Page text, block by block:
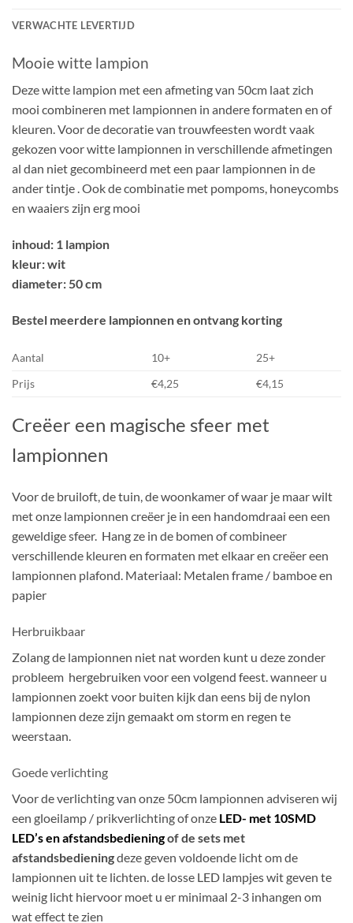
VERWACHTE LEVERTIJD
Mooie witte lampion
Deze witte lampion met een afmeting van 50cm laat zich
mooi combineren met lampionnen in andere formaten en of
kleuren. Voor de decoratie van trouwfeesten wordt vaak
gekozen voor witte lampionnen in verschillende afmetingen
al dan niet gecombineerd met een paar lampionnen in de
ander tintje . Ook de combinatie met pompoms, honeycombs
en waaiers zijn erg mooi
inhoud: 1 lampion
kleur: wit
diameter: 50 cm
Bestel meerdere lampionnen en ontvang korting
Aantal 10+
25+
Prijs
€4,25 €4,15
Creëer een magische sfeer met
lampionnen
Voor de bruiloft, de tuin, de woonkamer of waar je maar wilt
met onze lampionnen creëer je in een handomdraai een een
geweldige sfeer. Hang ze in de bomen of combineer
verschillende kleuren en formaten met elkaar en creëer een
lampionnen plafond. Materiaal: Metalen frame / bamboe en
papier
Herbruikbaar
Zolang de lampionnen niet nat worden kunt u deze zonder
probleem hergebruiken voor een volgend feest. wanneer u
lampionnen zoekt voor buiten kijk dan eens bij de nylon
lampionnen deze zijn gemaakt om storm en regen te
weerstaan.
Goede verlichting
Voor de verlichting van onze 50cm lampionnen adviseren wij
een gloeilamp / prikverlichting of onze LED- met 10SMD
LED’s en afstandsbedieningof de sets met
afstandsbedieningdeze geven voldoende licht om de
lampionnen uit te lichten. de losse LED lampjes wit geven te
weinig licht hiervoor moet u er minimaal 2-3 inhangen om
wat effect te zien